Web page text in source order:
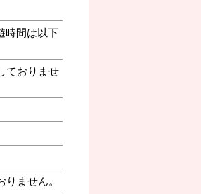
時間は以下
ておりませ
ません。